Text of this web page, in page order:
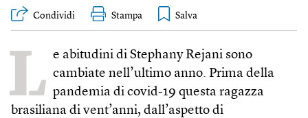
Condividi Stampa
L e abitudini di Stephany Rejani sono
cambiate nell’ultimo anno. Prima della
pandemia di covid-19 questa ragazza
brasiliana di vent’anni, dall’aspetto di